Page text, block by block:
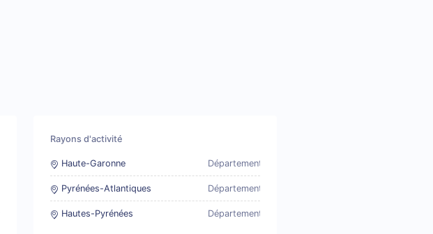
Rayons d'activité
Haute-Garonne Département
Pyrénées-Atlantiques Département
Hautes-Pyrénées Département